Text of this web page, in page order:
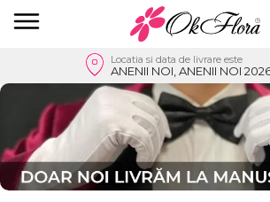
Locatia si data de livrare este
ANENII NOI, ANENII NOI